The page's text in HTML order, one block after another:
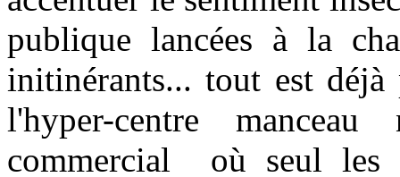
publique lancées à la
initinérants... tout est
l'hyper-centre
commercial où seul les